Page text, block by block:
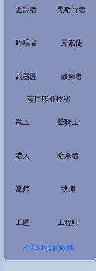
追踪者 黑暗行者
吟唱者 元素使
武器匠 鼓舞者
蓝国职业技能
武士 圣骑士
猎人 暗杀者
巫师 牧师
工匠 工程师
全职业技能图解